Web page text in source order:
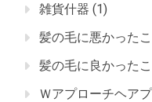
雑貨什器 (1)
髪の毛に悪かった
髪の毛に良かった
Ｗアプローチヘア